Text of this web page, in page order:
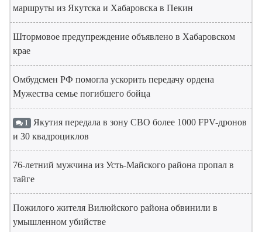
маршруты из Якутска и Хабаровска в Пекин
Штормовое предупреждение объявлено в Хабаровском
крае
Омбудсмен РФ помогла ускорить передачу ордена
Мужества семье погибшего бойца
1 Якутия передала в зону СВО более 1000 FPV-дронов
и 30 квадроциклов
76-летний мужчина из Усть-Майского района пропал в
тайге
Пожилого жителя Вилюйского района обвинили в
умышленном убийстве